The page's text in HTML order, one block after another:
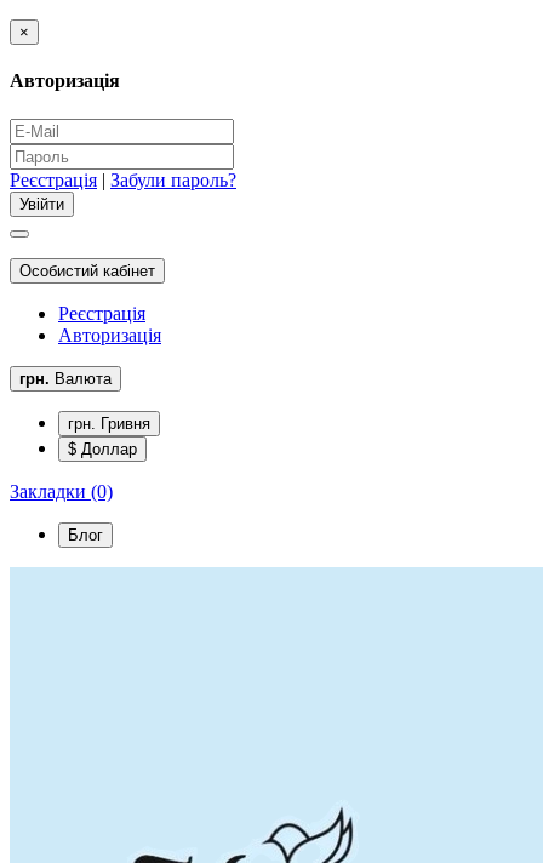
×
Авторизація
Реєстрація | Забули пароль?
Особистий кабінет
Реєстрація
Авторизація
грн. Валюта
грн. Гривня
$ Доллар
Закладки (0)
Блог